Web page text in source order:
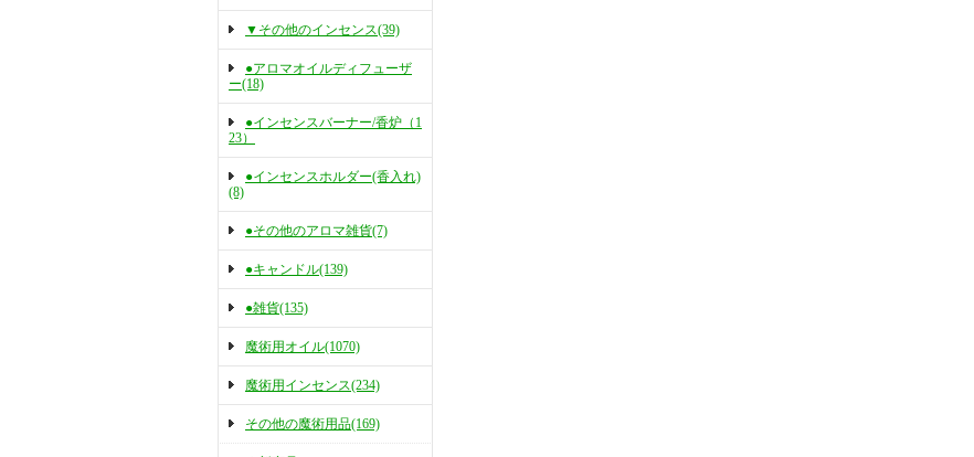
▼その他のインセンス(39)
●アロマオイルディフューザ
ー(18)
●インセンスバーナー/香炉（1
23）
●インセンスホルダー(香入れ)
(8)
●その他のアロマ雑貨(7)
●キャンドル(139)
●雑貨(135)
魔術用オイル(1070)
魔術用インセンス(234)
その他の魔術用品(169)